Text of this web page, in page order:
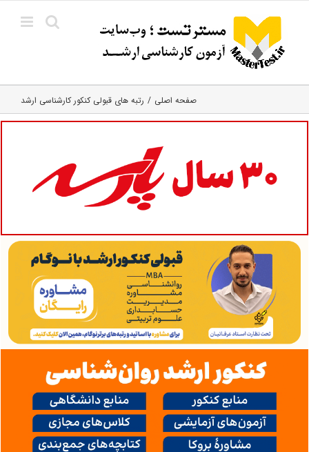
content
صفحه اصلی رتبه های قبولی کنکور کارشناسی ارشد